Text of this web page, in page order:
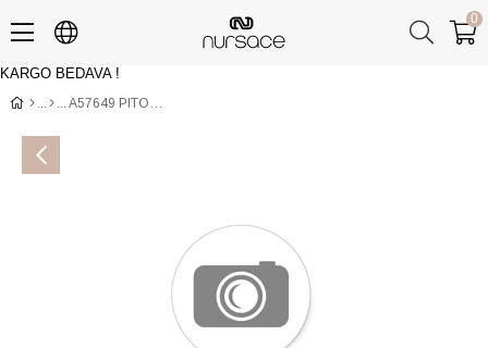
KARGO BEDAVA !
0
A57649 PITON+BUFALO Siyah